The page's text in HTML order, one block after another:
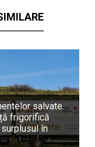
salvate.
frigorifică
în